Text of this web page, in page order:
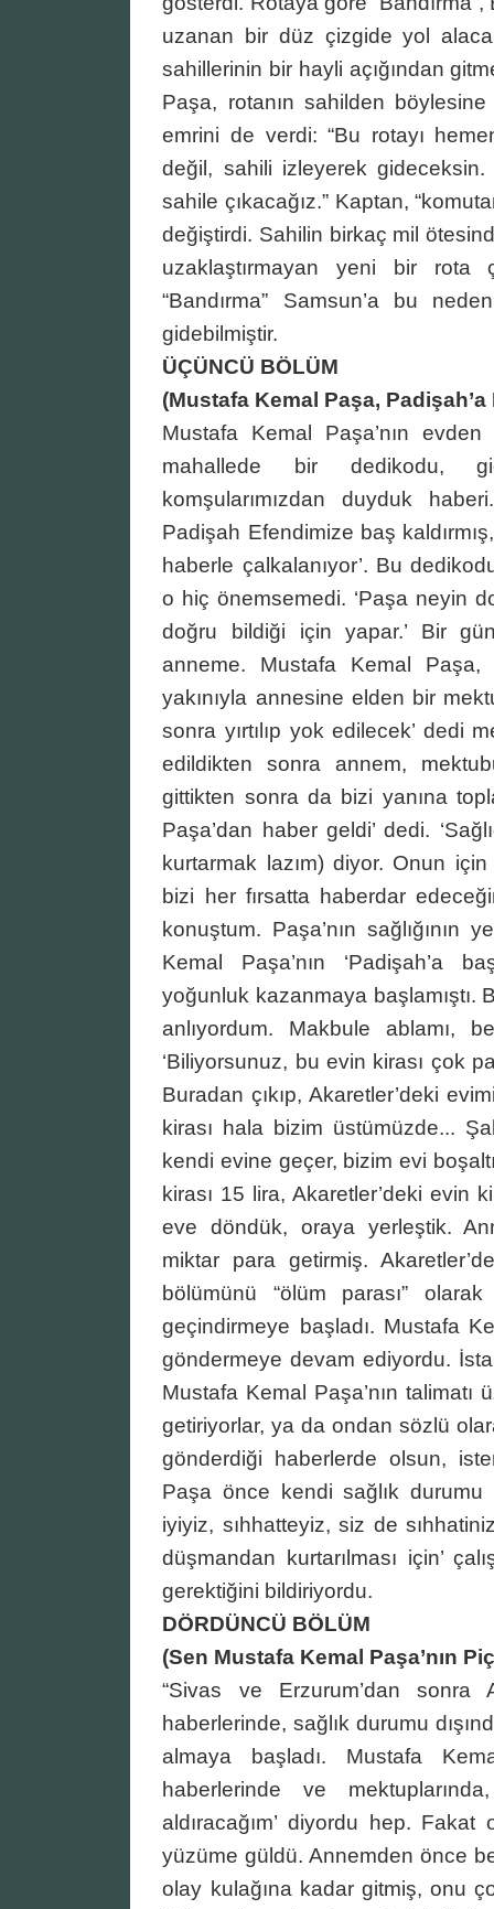
uzanan bir düz çizgide yol
sahillerinin bir hayli açığından
Paşa, rotanın sahilden
emrini de verdi: “Bu rotayı
değil, sahili izleyerek
sahile çıkacağız.” Kaptan,
değiştirdi. Sahilin birkaç mil
uzaklaştırmayan yeni bir rota
“Bandırma” Samsun’a bu
gidebilmiştir.
ÜÇÜNCÜ BÖLÜM
(Mustafa Kemal Paşa, Padişah’a
Mustafa Kemal Paşa’nın
mahallede bir dedikodu,
komşularımızdan duyduk
Padişah Efendimize baş
haberle çalkalanıyor’. Bu
o hiç önemsemedi. ‘Paşa neyin
doğru bildiği için yapar.’ Bir
anneme. Mustafa Kemal Paşa,
yakınıyla annesine elden bir
sonra yırtılıp yok edilecek’ dedi
edildikten sonra annem,
gittikten sonra da bizi yanına
Paşa’dan haber geldi’ dedi.
kurtarmak lazım) diyor. Onun
bizi her fırsatta haberdar
konuştum. Paşa’nın
Kemal Paşa’nın ‘Padişah’a
yoğunluk kazanmaya başlamıştı.
anlıyordum. Makbule ablamı,
‘Biliyorsunuz, bu evin kirası çok
Buradan çıkıp, Akaretler’deki
kirası hala bizim üstümüzde...
kendi evine geçer, bizim evi
kirası 15 lira, Akaretler’deki evin
eve döndük, oraya yerleştik.
miktar para getirmiş.
bölümünü “ölüm parası”
geçindirmeye başladı. Mustafa
göndermeye devam ediyordu.
Mustafa Kemal Paşa’nın
getiriyorlar, ya da ondan sözlü
gönderdiği haberlerde olsun,
Paşa önce kendi sağlık durumu
iyiyiz, sıhhatteyiz, siz de
düşmandan kurtarılması için’
gerektiğini bildiriyordu.
DÖRDÜNCÜ BÖLÜM
(Sen Mustafa Kemal Paşa’nın
“Sivas ve Erzurum’dan sonra
haberlerinde, sağlık durumu
almaya başladı. Mustafa
haberlerinde ve
aldıracağım’ diyordu hep.
yüzüme güldü. Annemden önce
olay kulağına kadar gitmiş, onu